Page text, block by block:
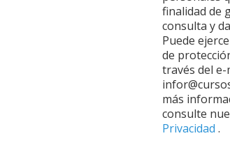
finalidad de
consulta y
Puede
de
través del e-
más
consulte
Privacidad .